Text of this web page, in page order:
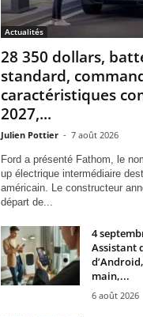
Actualités
28 350 dollars,
standard,
caractéristiques
2027,...
Julien Pottier - 7 août 2026
Ford a présenté Fathom, le
up électrique intermédiaire
américain. Le constructeur
départ de...
4
Assistant
main,...
6 août 2026